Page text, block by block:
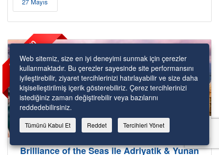
2
.
K
i
ş
i
%
5
0
İ
n
d
i
r
i
m
l
i
1,422€
Brilliance of the Seas ile Adriyatik & Yunan
Web sitemiz, size en iyi deneyimi sunmak için çerezler
kullanmaktadır. Bu çerezler sayesinde site performansını
iyileştirebilir, ziyaret tercihlerinizi hatırlayabilir ve size daha
kişiselleştirilmiş içerik gösterebiliriz. Çerez tercihlerinizi
istediğiniz zaman değiştirebilir veya bazılarını
reddedebilirsiniz.
Tümünü Kabul Et Reddet Tercihleri Yönet